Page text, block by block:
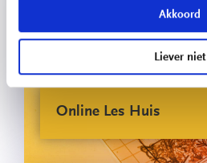
Akkoord
Liever niet
Online Les Huis